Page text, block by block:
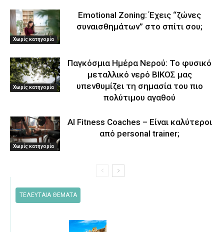
Χωρίς κατηγορία
Emotional Zoning: Έχεις “ζώνες
συναισθημάτων” στο σπίτι σου;
Χωρίς κατηγορία
Παγκόσμια Ημέρα Νερού: Το φυσικό
μεταλλικό νερό ΒΙΚΟΣ μας
υπενθυμίζει τη σημασία του πιο
πολύτιμου αγαθού
Χωρίς κατηγορία
AI Fitness Coaches – Είναι καλύτεροι
από personal trainer;
ΤΕΛΕΥΤΑΙΑ ΘΕΜΑΤΑ